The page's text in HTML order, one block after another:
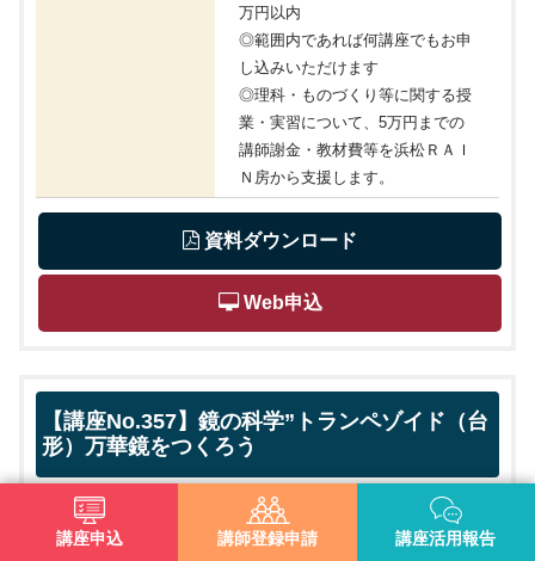
万円以内
◎範囲内であれば何講座でもお申
し込みいただけます
◎理科・ものづくり等に関する授
業・実習について、5万円までの
講師謝金・教材費等を浜松ＲＡＩ
Ｎ房から支援します。
資料ダウンロード
Web申込
【講座No.357】鏡の科学”トランペゾイド（台
形）万華鏡をつくろう
鏡を使った実験工作を通じて、光の反射の法則とその応用につい
て学びます。日常生活で何気なく使っている鏡の科学的な仕組み
講座申込 講師登録申請 講座活用報告